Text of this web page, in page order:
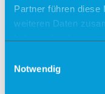
Partner führen diese
weiteren Daten
Notwendig
Fundsachen
Tiere
Gastronomie &
Free Wifi